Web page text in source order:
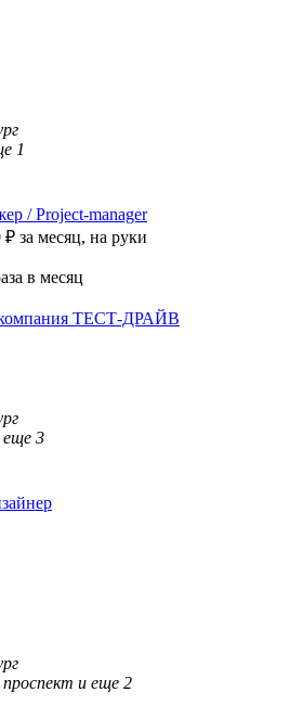
1
/ Project-manager
₽ за месяц, на руки
в месяц
компания ТЕСТ-ДРАЙВ
еще 3
и еще 2